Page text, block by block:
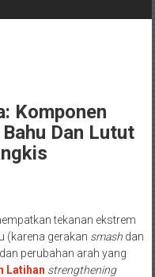
Komponen
Dan Lutut
tekanan ekstrem
(karena gerakan smashdan
perubahan arah yang
Latihan strengthening